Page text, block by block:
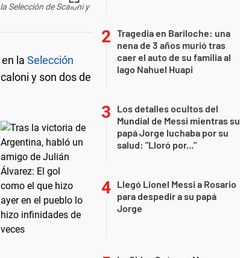
Selección de Scaloni y
la Selección
y son dos de
Tragedia en Bariloche: una
nena de 3 años murió tras
caer el auto de su familia al
lago Nahuel Huapi
Los detalles ocultos del
Mundial de Messi mientras su
papá Jorge luchaba por su
salud: "Lloró por..."
Llegó Lionel Messi a Rosario
para despedir a su papá
Jorge